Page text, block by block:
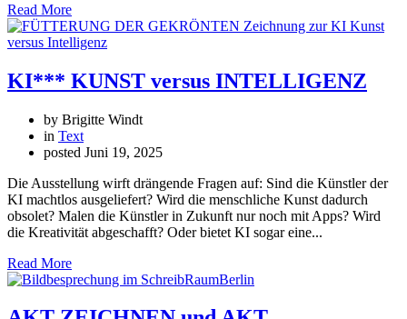
Read More
KI*** KUNST versus INTELLIGENZ
by Brigitte Windt
in Text
posted Juni 19, 2025
Die Ausstellung wirft drängende Fragen auf: Sind die Künstler der
KI machtlos ausgeliefert? Wird die menschliche Kunst dadurch
obsolet? Malen die Künstler in Zukunft nur noch mit Apps? Wird
die Kreativität abgeschafft? Oder bietet KI sogar eine...
Read More